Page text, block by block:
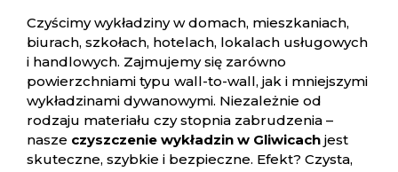
Czyścimy wykładziny w domach, mieszkaniach,
biurach, szkołach, hotelach, lokalach usługowych
i handlowych. Zajmujemy się zarówno
powierzchniami typu wall-to-wall, jak i mniejszymi
wykładzinami dywanowymi. Niezależnie od
rodzaju materiału czy stopnia zabrudzenia –
nasze czyszczenie wykładzin w Gliwicach jest
skuteczne, szybkie i bezpieczne. Efekt? Czysta,